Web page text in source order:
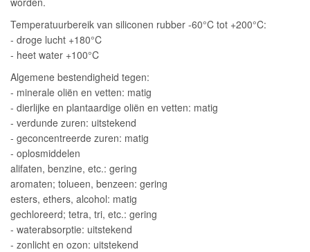
Temperatuurbereik van siliconen rubber -60°C tot +200°C:
- droge lucht +180°C
- heet water +100°C
Algemene bestendigheid tegen:
- minerale oliën en vetten: matig
- dierlijke en plantaardige oliën en vetten: matig
- verdunde zuren: uitstekend
- geconcentreerde zuren: matig
- oplosmiddelen
alifaten, benzine, etc.: gering
aromaten; tolueen, benzeen: gering
esters, ethers, alcohol: matig
gechloreerd; tetra, tri, etc.: gering
- waterabsorptie: uitstekend
- zonlicht en ozon: uitstekend